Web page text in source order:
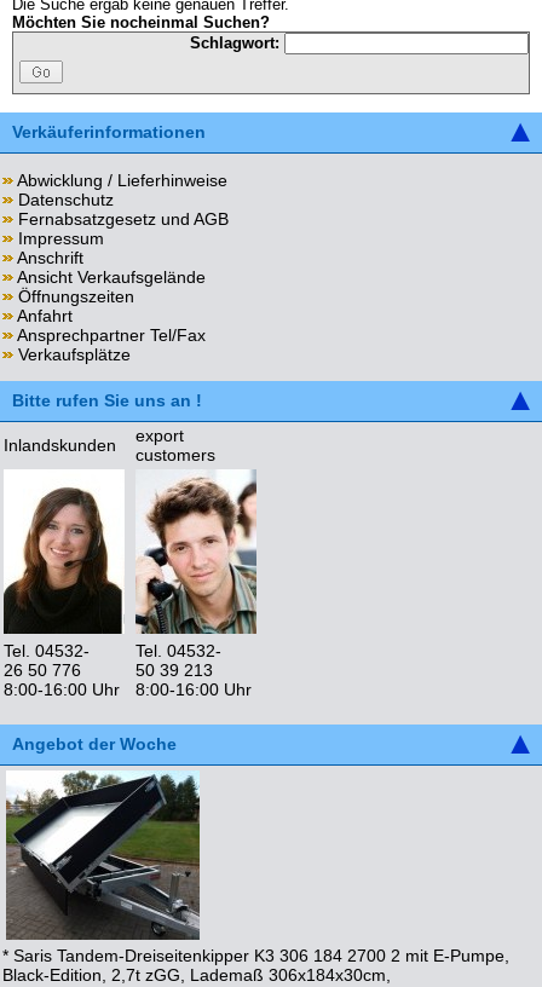
Die Suche ergab keine genauen Treffer.
Möchten Sie nocheinmal Suchen?
Schlagwort:
Verkäuferinformationen
Abwicklung / Lieferhinweise
Datenschutz
Fernabsatzgesetz und AGB
Impressum
Anschrift
Ansicht Verkaufsgelände
Öffnungszeiten
Anfahrt
Ansprechpartner Tel/Fax
Verkaufsplätze
Bitte rufen Sie uns an !
Inlandskunden
export
customers
Tel. 04532-
26 50 776
8:00-16:00 Uhr
Tel. 04532-
50 39 213
8:00-16:00 Uhr
Angebot der Woche
* Saris Tandem-Dreiseitenkipper K3 306 184 2700 2 mit E-Pumpe,
Black-Edition, 2,7t zGG, Lademaß 306x184x30cm,